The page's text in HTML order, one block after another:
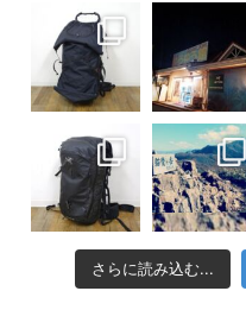
さらに読み込む...